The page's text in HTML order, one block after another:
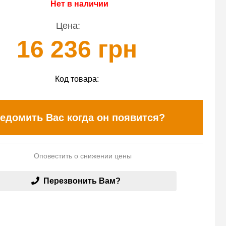
Нет в наличии
Цена:
16 236 грн
Код товара:
Вас когда он появится?
Оповестить о снижении цены
Перезвонить Вам?